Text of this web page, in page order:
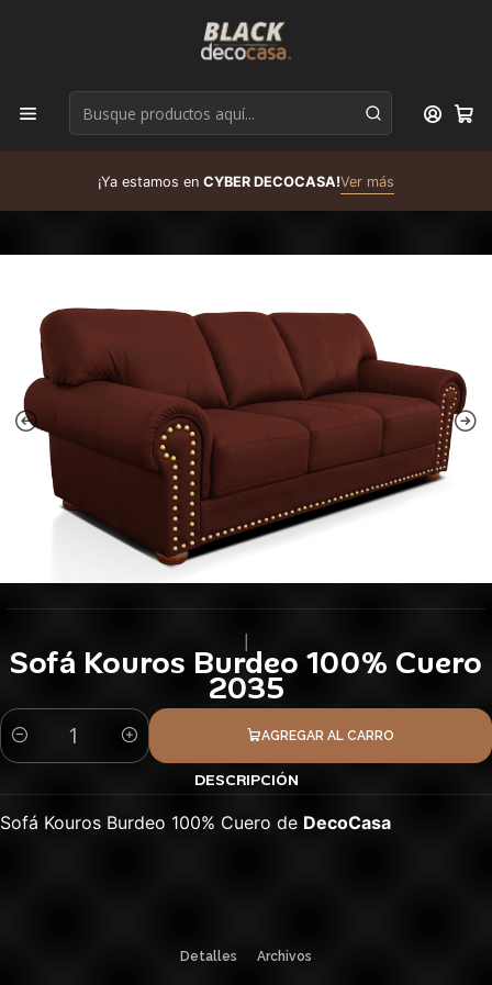
¡Ya estamos en CYBER DECOCASA!Ver más
Sofá Kouros Burdeo 100% Cuero
2035
Cantidad
AGREGAR AL CARRO
DESCRIPCIÓN
Sofá Kouros Burdeo 100% Cuero de DecoCasa
Detalles Archivos